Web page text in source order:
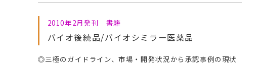
2010年2月発刊 書籍
バイオ後続品/バイオシミラー医薬品
◎三極のガイドライン、市場・開発状況から承認事例の現状